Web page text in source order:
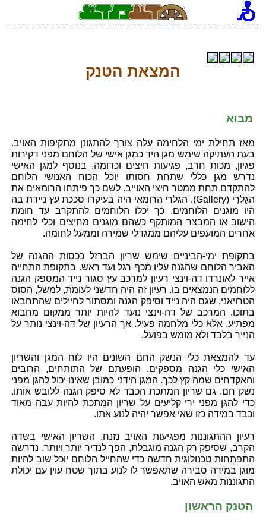
המצאת הטנק
מבוא
מאז תחילת ימי הלחימה עלה צורך להתגונן מתקיפות האויב.
בעת העתיקה שימש מגן היד כמגן אישי של הלוחם מפני דקירות
פגיון, מכות חרב, פגיעות חיצים וכדומה. בנוסף למגן האישי
נדרש מגן כללי שתחת חסותו יוכל הכוח האנושי הלוחם
להתקדם תחת ממטר חיצי האוייב. לשם כך פיתחו הרומאים את
הגַלֶרִי (Gallery). הגלרי הרומאי היה בעיקרו סככת עץ ניידת בה
היו מוגנים הלוחמים. כך יכלו הלוחמים להתקרב עד חומת
הישוב או המבצר המותקף כשהם מוגנים מחיצים וכלי לחימה
אחרים המועפים עליהם ממגדלי שמירה וממעל לחומה.
בתקופת ימי-הביניים שימש שריון הברזל ככסות ההגנה של
האביר הלוחם שהגנה עליו מכף רגל ועד ראש. בתקופת התחייה
אייר לאונרדו דה-וינצי רעיון למרכב עץ סגור נייד המספק הגנה
ללוחמים הנמצאים בו. רעיון זה היה חדשני לעומת, למשל, הסוס
הטרויאני, שגם היה נייד וסיפק הגנה ומסתור לחיילים שהתחבאו
בתוכו. המרכב של דה-וינצי נועד להיות יותר ממקום מחבוא
מפתיע, אלא כלי מלחמה פעיל. אך הרעיון של דה-וינצי נותר על
הנייר בלבד ולא מומש בפועל.
עד להמצאת כלי הנשק החם השונים היו לוח המגן והשריון
האישי כלי הגנה מספקים. הופעתם של התותחים, הרובים
והאקדחים שמה קץ לכך. המגן הידני כמובן שאינו יכול להגן מפני
נשק חם. גם שריון המתכת הכבד לא סיפק הגנה ללובש אותו.
כדי להגן מפני ירי קליעים על שריון המתכת להיות עבה מאוד
וכבד במידה כזו שאי אפשר יהיה לנוע אתו.
רעיון ההתגוננות מפגיעות האויב נזנח. השריון האישי בשדה
הקרב, שסיפק רק הגנה מוגבלת, הפך לנדיר יותר ויותר. נדרשה
התפתחות טכנולוגית חדשה כדי שהחייל הלוחם יוכל שוב להיות
מוגן במידה סבירה שתאפשר לו לנוע בתוך שטח עוין עם יכולת
התגוננות מאש האויב.
הטנק הראשון